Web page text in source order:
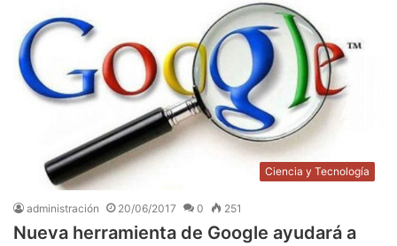
Ciencia y Tecnología
administración 20/06/2017 0 251
Nueva herramienta de Google ayudará a